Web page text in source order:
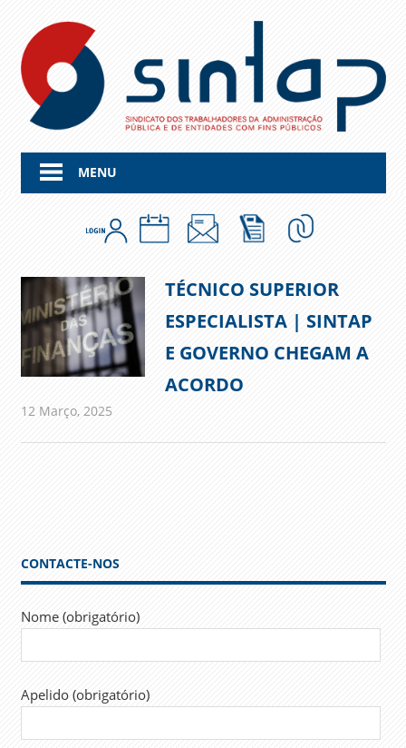
content
MENU
TÉCNICO SUPERIOR
ESPECIALISTA | SINTAP
E GOVERNO CHEGAM A
ACORDO
12 Março, 2025
CONTACTE-NOS
Nome (obrigatório)
Apelido (obrigatório)